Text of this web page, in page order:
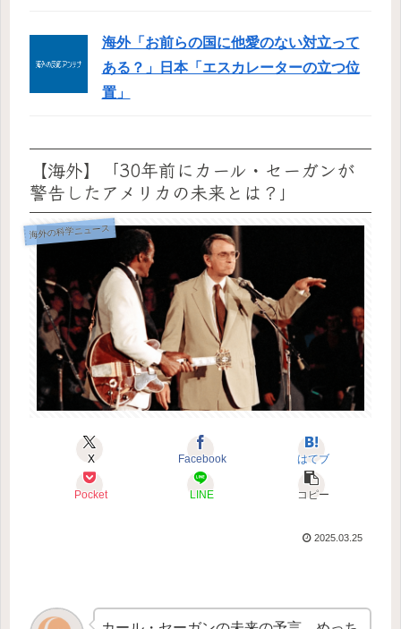
海外「お前らの国に他愛のない対立って
ある？」日本「エスカレーターの立つ位
置」
【海外】「30年前にカール・セーガンが
警告したアメリカの未来とは？」
海外の科学ニュース
X Facebook はてブ
Pocket LINE コピー
2025.03.25